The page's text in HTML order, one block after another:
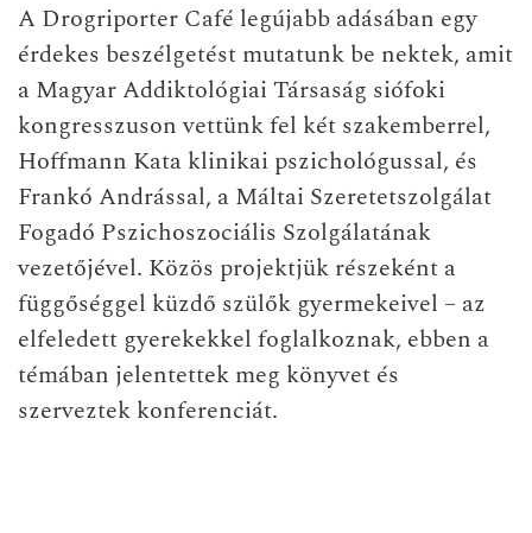
A Drogriporter Café legújabb adásában egy
érdekes beszélgetést mutatunk be nektek, amit
a Magyar Addiktológiai Társaság siófoki
kongresszuson vettünk fel két szakemberrel,
Hoffmann Kata klinikai pszichológussal, és
Frankó Andrással, a Máltai Szeretetszolgálat
Fogadó Pszichoszociális Szolgálatának
vezetőjével. Közös projektjük részeként a
függőséggel küzdő szülők gyermekeivel – az
elfeledett gyerekekkel foglalkoznak, ebben a
témában jelentettek meg könyvet és
szerveztek konferenciát.